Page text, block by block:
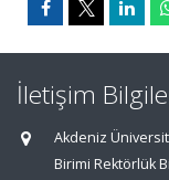
İletişim
Akdeniz
Birimi Rektörlük